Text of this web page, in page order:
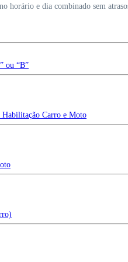
horário e dia combinado sem
ou “B”
Habilitação Carro e Moto